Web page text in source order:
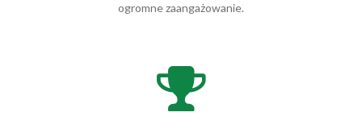
ogromne zaangażowanie.